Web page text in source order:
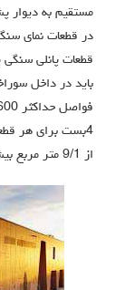
در قطعات نماي
قطعات پانلی
باید در داخل
4بست براي هر
از 9/1 متر مربع بیشتر شود.